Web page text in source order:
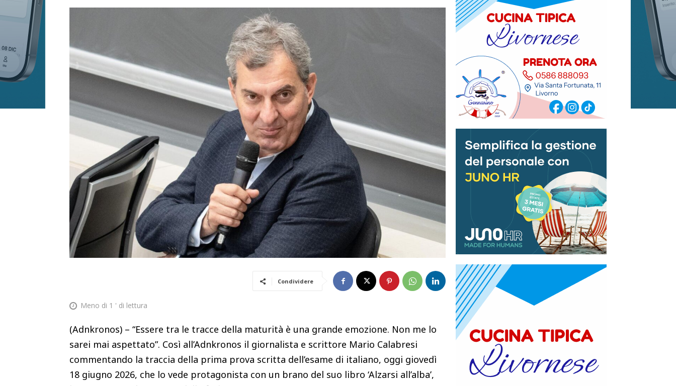
Condividere
Meno di 1 ' di lettura
(Adnkronos) – “Essere tra le tracce della maturità è una grande emozione. Non me lo
sarei mai aspettato”. Così all’Adnkronos il giornalista e scrittore Mario Calabresi
commentando la traccia della prima prova scritta dell’esame di italiano, oggi giovedì
18 giugno 2026, che lo vede protagonista con un brano del suo libro ‘Alzarsi all’alba’,